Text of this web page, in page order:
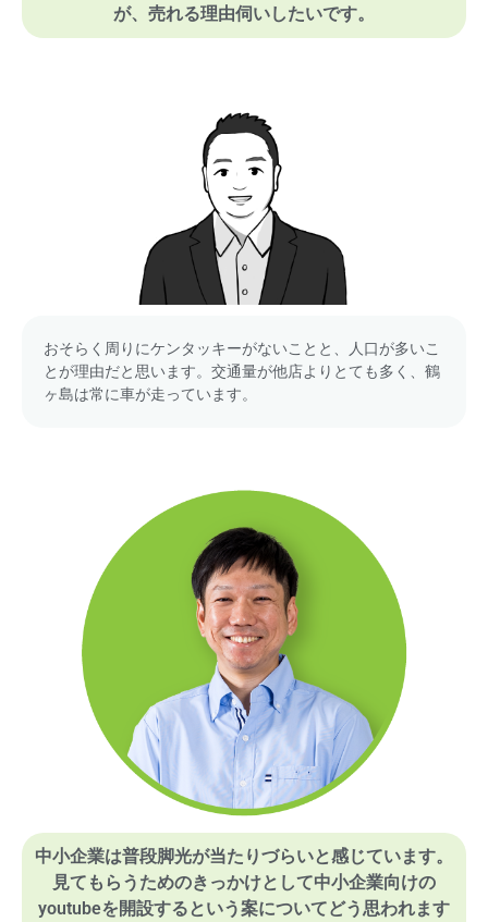
が、売れる理由伺いしたいです。
おそらく周りにケンタッキーがないことと、人口が多いこ
とが理由だと思います。交通量が他店よりとても多く、鶴
ヶ島は常に車が走っています。
中小企業は普段脚光が当たりづらいと感じています。
見てもらうためのきっかけとして中小企業向けの
youtubeを開設するという案についてどう思われます